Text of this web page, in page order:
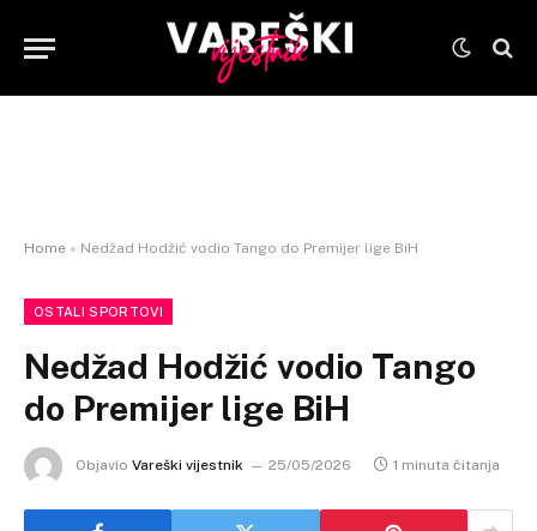
Home » Nedžad Hodžić vodio Tango do Premijer lige BiH
OSTALI SPORTOVI
Nedžad Hodžić vodio Tango
do Premijer lige BiH
Objavio Vareški vijestnik 25/05/2026 1 minuta čitanja